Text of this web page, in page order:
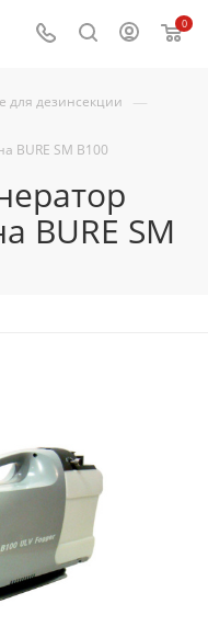
0
для дезинсекции —
BURE SM В100
BURE SM